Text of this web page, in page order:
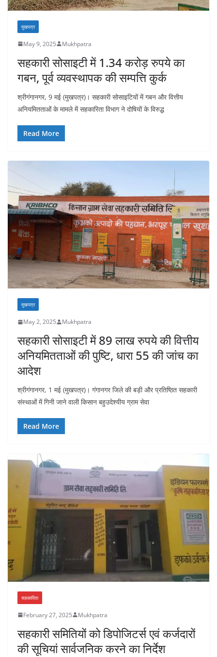
मुखपत्र
May 9, 2025 Mukhpatra
सहकारी सोसाइटी में 1.34 करोड़ रुपये का
गबन, पूर्व व्यवस्थापक की सम्पत्ति कुर्क
श्रीगंगानगर, 9 मई (मुखपत्र)। सहकारी सोसाइटियों में गबन और वित्तीय
अनियमितताओं के मामले में सहकारिता विभाग ने दोषियों के विरुद्ध
Read More
मुखपत्र
May 2, 2025 Mukhpatra
सहकारी सोसाइटी में 89 लाख रुपये की वित्तीय
अनियमितताओं की पुष्टि, धारा 55 की जांच का
आदेश
श्रीगंगानगर, 1 मई (मुखपत्र)। गंगानगर जिले की बड़ी और प्रतिष्ठित सहकारी
संस्थाओं में गिनी जाने वाली किसान बहुउदेश्यीय ग्राम सेवा
Read More
सहकारिता
February 27, 2025 Mukhpatra
सहकारी समितियों को डिपोजिटर्स एवं कर्जदारों
की सूचियां सार्वजनिक करने का निर्देश